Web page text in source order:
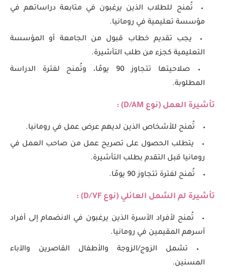
تُمنح للطلاب الذين يرغبون في متابعة دراساتهم في
مؤسسة تعليمية في رومانيا.
يجب تقديم خطاب قبول من الجامعة أو المؤسسة
التعليمية كجزء من طلب التأشيرة.
صلاحيتها تتجاوز 90 يومًا، وتُمنح لفترة الدراسة
المطلوبة.
تأشيرة العمل (نوع D/AM
) :
تُمنح للأشخاص الذين لديهم عرض عمل في رومانيا.
يتطلب الحصول على تصريح عمل من صاحب العمل في
رومانيا قبل التقدم بطلب التأشيرة.
تُمنح لفترة تتجاوز 90 يومًا.
تأشيرة لم الشمل العائلي (نوع D/VF
) :
تُمنح لأفراد الأسرة الذين يرغبون في الانضمام إلى أفراد
أسرهم المقيمين في رومانيا.
تشمل الزوج/الزوجة والأطفال القاصرين والآباء
المسنين.